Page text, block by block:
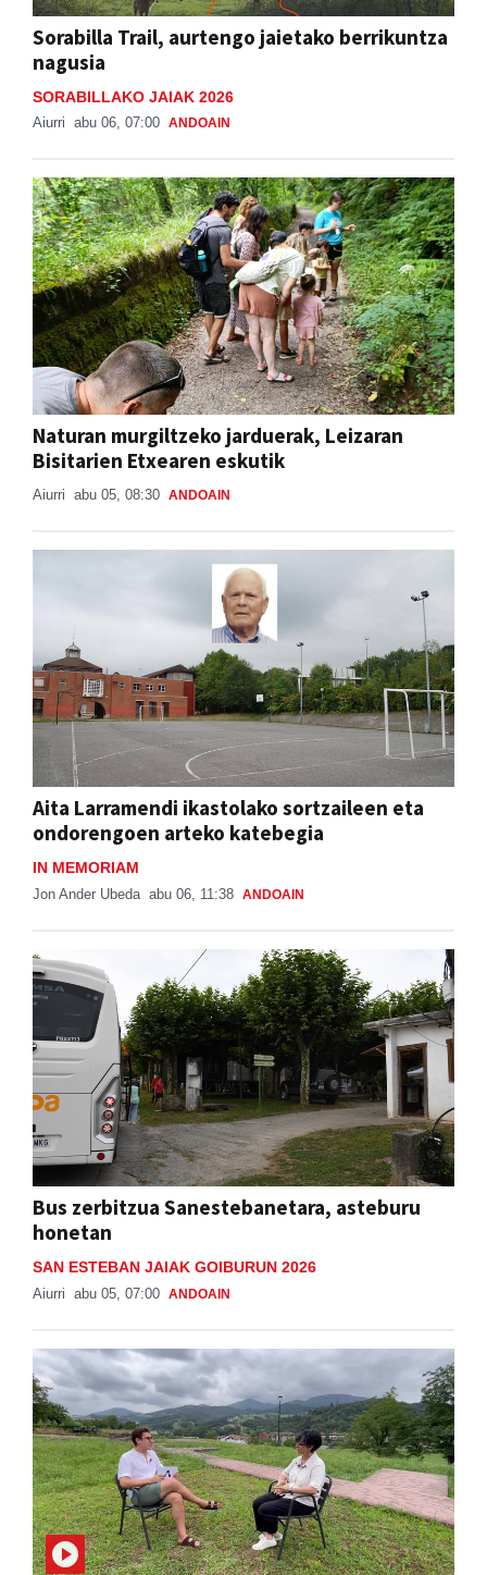
Sorabilla Trail, aurtengo jaietako berrikuntza
nagusia
SORABILLAKO JAIAK 2026
Aiurri abu 06, 07:00 ANDOAIN
Naturan murgiltzeko jarduerak, Leizaran
Bisitarien Etxearen eskutik
Aiurri abu 05, 08:30 ANDOAIN
Aita Larramendi ikastolako sortzaileen eta
ondorengoen arteko katebegia
IN MEMORIAM
Jon Ander Ubeda abu 06, 11:38 ANDOAIN
Bus zerbitzua Sanestebanetara, asteburu
honetan
SAN ESTEBAN JAIAK GOIBURUN 2026
Aiurri abu 05, 07:00 ANDOAIN